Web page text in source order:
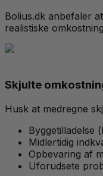
Bolius.dk anbefaler
realistiske
Skjulte
Husk at medregne
Byggetilladelse
Midlertidig
Opbevaring af
Uforudsete